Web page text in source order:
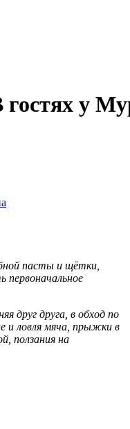
гостях у
пасты и щётки,
первоначальное
друг друга, в обход по
и ловля мяча, прыжки в
ползания на